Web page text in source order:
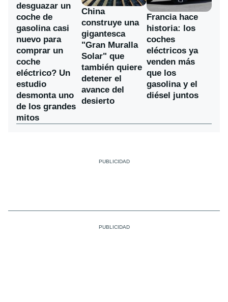
desguazar un
coche de
gasolina casi
nuevo para
comprar un
coche
eléctrico? Un
estudio
desmonta uno
de los grandes
mitos
China
construye una
gigantesca
"Gran Muralla
Solar" que
también quiere
detener el
avance del
desierto
Francia hace
historia: los
coches
eléctricos ya
venden más
que los
gasolina y el
diésel juntos